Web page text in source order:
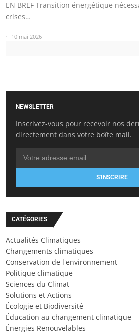
EN BREF Transition énergétique
crises…
10 mai 2026
NEWSLETTER
Inscrivez-vous pour recevoir nos
directement dans votre boîte mail.
S'INSCRIRE
CATÉGORIES
Actualités Climatiques
Changements climatiques
Conservation de l'environnement
Politique climatique
Sciences du Climat
Solutions et Actions
Écologie et Biodiversité
Éducation au changement climatique
Énergies Renouvelables